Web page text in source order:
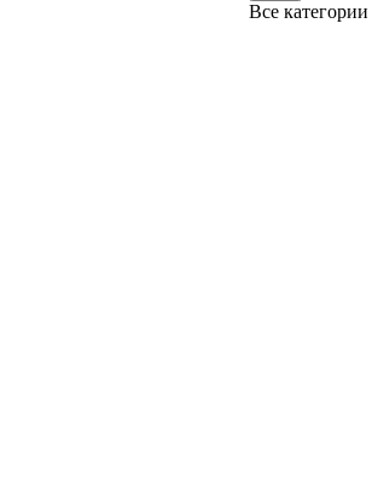
Все категории